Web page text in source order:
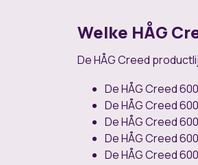
Welke HÅG
De HÅG Creed
De HÅG Creed
De HÅG Creed
De HÅG Creed
De HÅG Creed
De HÅG Creed